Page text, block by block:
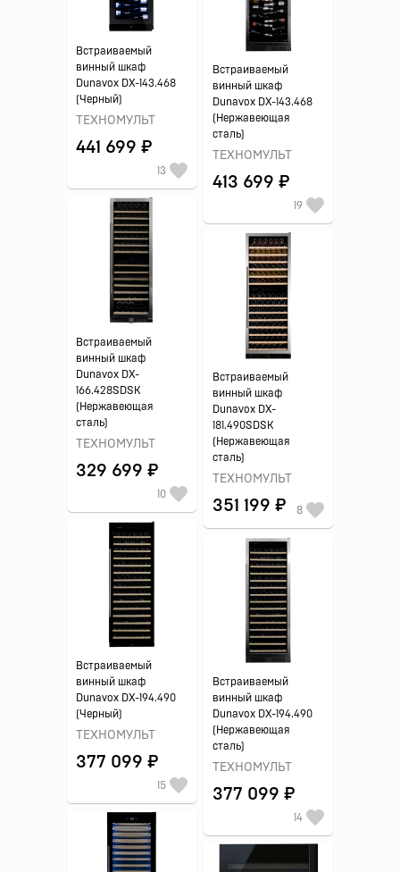
Встраиваемый
винный шкаф
Dunavox DX-143.468
(Черный)
ТЕХНОМУЛЬТ
441 699 ₽
13
Встраиваемый
винный шкаф
Dunavox DX-143.468
(Нержавеющая
сталь)
ТЕХНОМУЛЬТ
413 699 ₽
19
Встраиваемый
винный шкаф
Dunavox DX-
166.428SDSK
(Нержавеющая
сталь)
ТЕХНОМУЛЬТ
329 699 ₽
10
Встраиваемый
винный шкаф
Dunavox DX-
181.490SDSK
(Нержавеющая
сталь)
ТЕХНОМУЛЬТ
351 199 ₽ 8
Встраиваемый
винный шкаф
Dunavox DX-194.490
(Черный)
ТЕХНОМУЛЬТ
377 099 ₽
15
Встраиваемый
винный шкаф
Dunavox DX-194.490
(Нержавеющая
сталь)
ТЕХНОМУЛЬТ
377 099 ₽
14